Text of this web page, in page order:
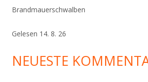
Brandmauerschwalben
Gelesen 14. 8. 26
NEUESTE